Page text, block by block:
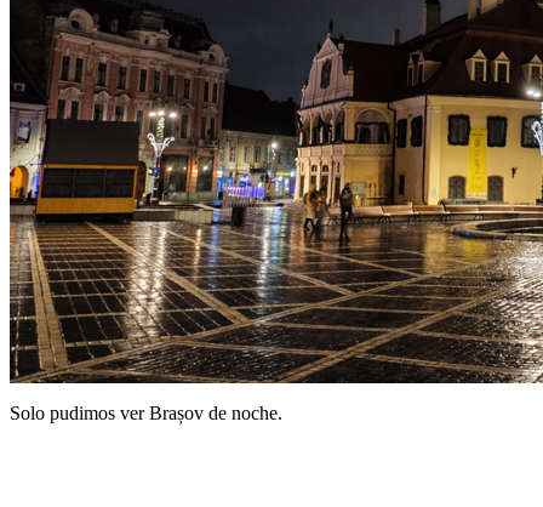
Solo pudimos ver Brașov de noche.